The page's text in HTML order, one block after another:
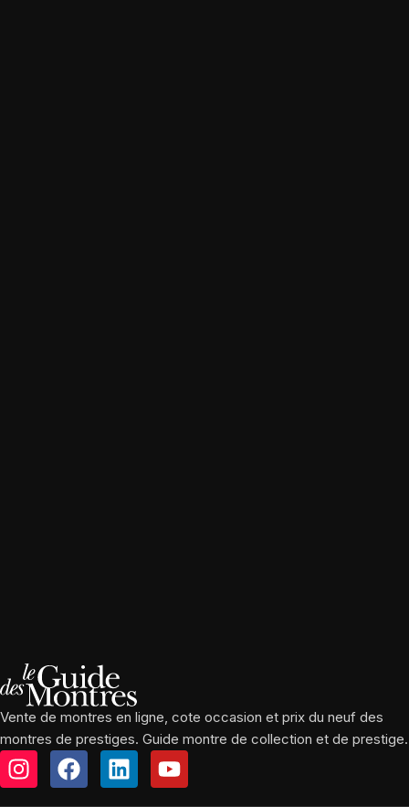
Vente de montres en ligne, cote occasion et prix du neuf des
montres de prestiges. Guide montre de collection et de prestige.